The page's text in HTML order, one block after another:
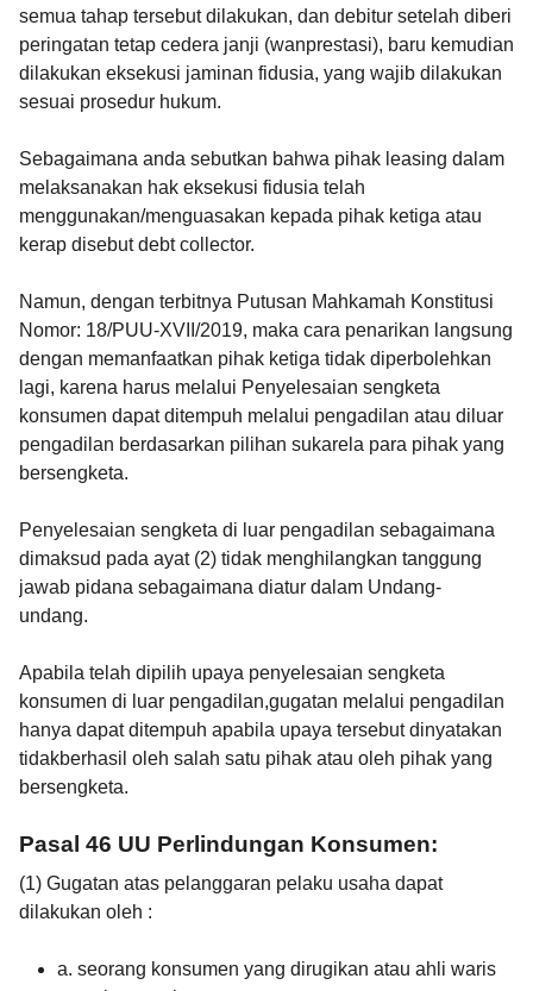
semua tahap tersebut dilakukan, dan debitur setelah diberi
peringatan tetap cedera janji (wanprestasi), baru kemudian
dilakukan eksekusi jaminan fidusia, yang wajib dilakukan
sesuai prosedur hukum.
Sebagaimana anda sebutkan bahwa pihak leasing dalam
melaksanakan hak eksekusi fidusia telah
menggunakan/menguasakan kepada pihak ketiga atau
kerap disebut debt collector.
Namun, dengan terbitnya Putusan Mahkamah Konstitusi
Nomor: 18/PUU-XVII/2019, maka cara penarikan langsung
dengan memanfaatkan pihak ketiga tidak diperbolehkan
lagi, karena harus melalui Penyelesaian sengketa
konsumen dapat ditempuh melalui pengadilan atau diluar
pengadilan berdasarkan pilihan sukarela para pihak yang
bersengketa.
Penyelesaian sengketa di luar pengadilan sebagaimana
dimaksud pada ayat (2) tidak menghilangkan tanggung
jawab pidana sebagaimana diatur dalam Undang-
undang.
Apabila telah dipilih upaya penyelesaian sengketa
konsumen di luar pengadilan,gugatan melalui pengadilan
hanya dapat ditempuh apabila upaya tersebut dinyatakan
tidakberhasil oleh salah satu pihak atau oleh pihak yang
bersengketa.
Pasal 46 UU Perlindungan Konsumen:
(1) Gugatan atas pelanggaran pelaku usaha dapat
dilakukan oleh :
a. seorang konsumen yang dirugikan atau ahli waris